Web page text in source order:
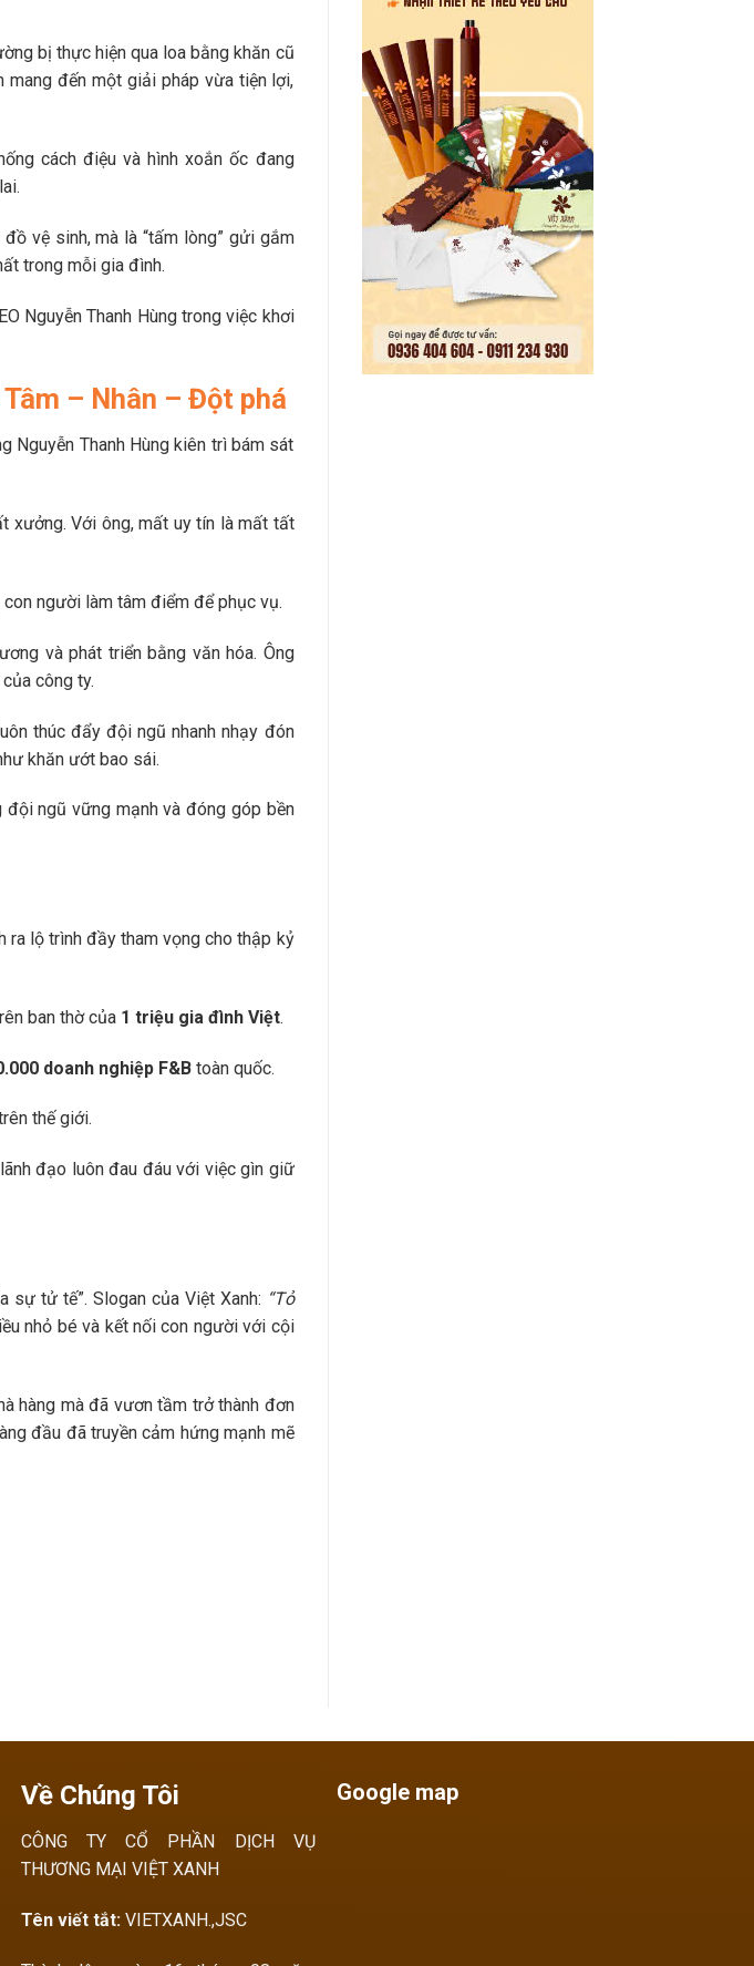
bị thực hiện qua loa bằng khăn cũ
mang đến một giải pháp vừa tiện lợi,
cách điệu và hình xoắn ốc đang
vệ sinh, mà là “tấm lòng” gửi gắm
trong mỗi gia đình.
Nguyễn Thanh Hùng trong việc khơi
– Nhân – Đột phá
Nguyễn Thanh Hùng kiên trì bám sát
xưởng. Với ông, mất uy tín là mất tất
người làm tâm điểm để phục vụ.
và phát triển bằng văn hóa. Ông
công ty.
thúc đẩy đội ngũ nhanh nhạy đón
khăn ướt bao sái.
ngũ vững mạnh và đóng góp bền
ra lộ trình đầy tham vọng cho thập kỷ
ban thờ của 1 triệu gia đình Việt.
doanh nghiệp F&B toàn quốc.
thế giới.
đạo luôn đau đáu với việc gìn giữ
sự tử tế”. Slogan của Việt Xanh: “Tỏ
nhỏ bé và kết nối con người với cội
hàng mà đã vươn tầm trở thành đơn
đầu đã truyền cảm hứng mạnh mẽ
Về Chúng Tôi
CÔNG TY CỔ PHẦN DỊCH VỤ
THƯƠNG MẠI VIỆT XANH
Tên viết tắt:VIETXANH.,JSC
Google map